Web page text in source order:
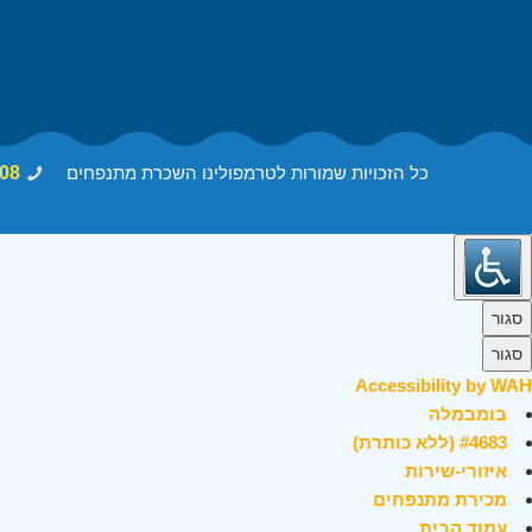
כל הזכויות שמורות לטרמפולינו השכרת מתנפחים
סגור
סגור
Accessibility by WAH
בומבמלה
#4683 (ללא כותרת)
איזורי-שירות
מכירת מתנפחים
עמוד הבית